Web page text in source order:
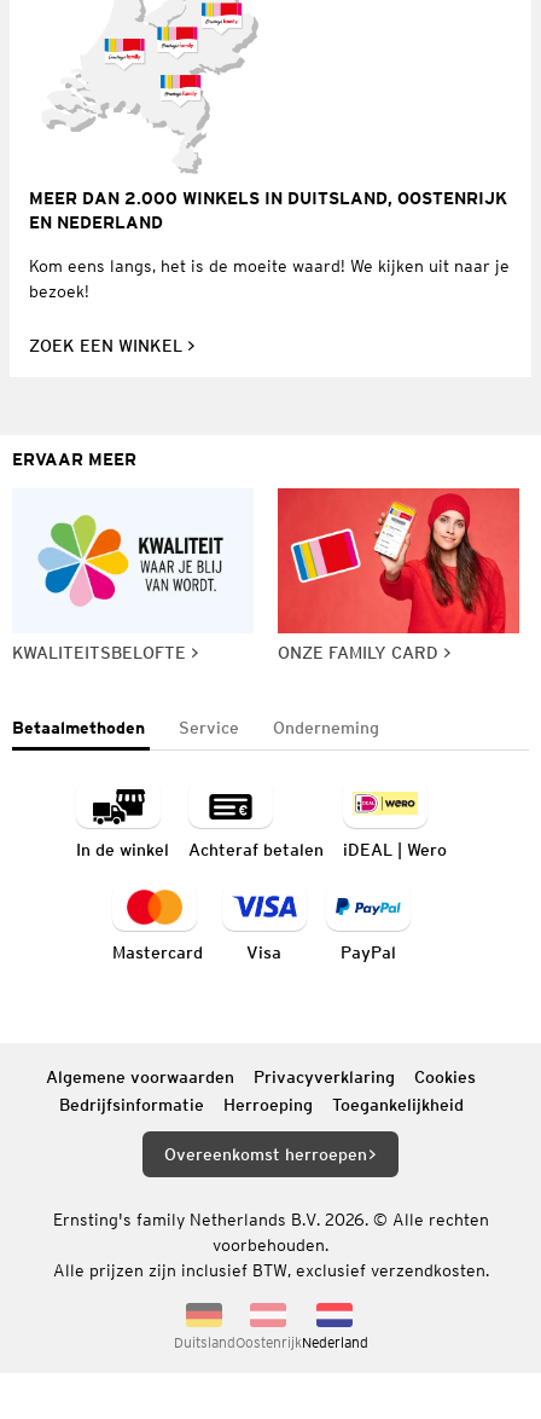
MEER DAN 2.000 WINKELS IN DUITSLAND, OOSTENRIJK
EN NEDERLAND
Kom eens langs, het is de moeite waard! We kijken uit naar je
bezoek!
ZOEK EEN WINKEL
ERVAAR MEER
KWALITEITSBELOFTE ONZE FAMILY CARD
Betaalmethoden Service Onderneming
In de winkel Achteraf betalen iDEAL | Wero
Mastercard Visa PayPal
Algemene voorwaarden Privacyverklaring
Cookies
Bedrijfsinformatie
Herroeping Toegankelijkheid
Overeenkomst herroepen
Ernsting's family Netherlands B.V. 2026. © Alle rechten
voorbehouden.
Alle prijzen zijn inclusief BTW, exclusief verzendkosten.
DuitslandOostenrijkNederland